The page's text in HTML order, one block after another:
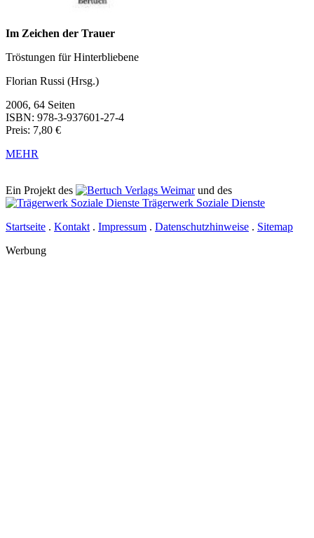
Im Zeichen der Trauer
Tröstungen für Hinterbliebene
Florian Russi (Hrsg.)
2006, 64 Seiten
ISBN: 978-3-937601-27-4
Preis: 7,80 €
MEHR
Ein Projekt des Verlags Weimarund des
Trägerwerk Soziale Dienste
Startseite . Kontakt . Impressum . Datenschutzhinweise . Sitemap
Werbung